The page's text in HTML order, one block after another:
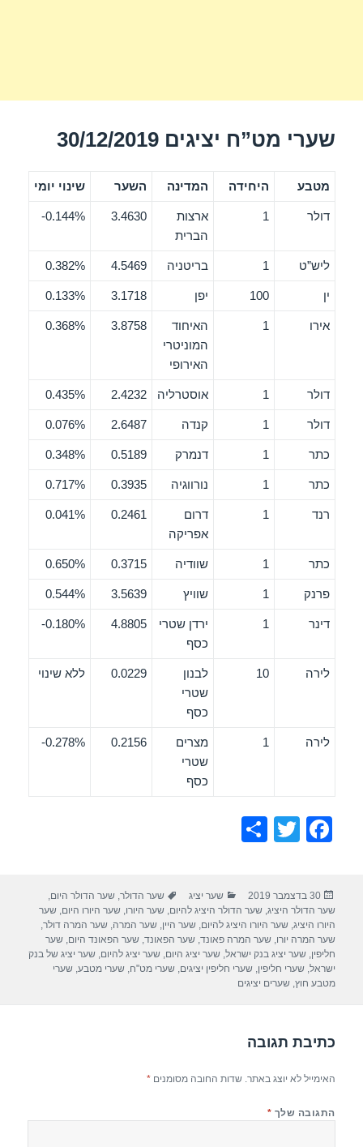
שערי מט”ח יציגים 30/12/2019
מטבע היחידה המדינה השער שינוי יומי
דולר 1
ארצות
הברית
3.4630
0.144%-
ליש”ט 1 בריטניה 4.5469
0.382%
ין 100 יפן 3.1718
0.133%
אירו 1
האיחוד
המוניטרי
האירופי
3.8758
0.368%
דולר 1 אוסטרליה 2.4232
0.435%
דולר 1 קנדה 2.6487
0.076%
כתר 1 דנמרק 0.5189
0.348%
כתר 1 נורווגיה 0.3935
0.717%
רנד 1
דרום
אפריקה
0.2461
0.041%
כתר 1 שוודיה 0.3715
0.650%
פרנק 1 שוויץ 3.5639
0.544%
דינר 1
ירדן שטרי
כסף
4.8805
0.180%-
לירה 10
לבנון
שטרי
כסף
0.0229 ללא שינוי
לירה 1
מצרים
שטרי
כסף
0.2156
0.278%-
F
e
b
o
o
T
er
e
פורסם
בתאריך
30 בדצמבר 2019 קטגוריות
שער יציג תגיות
שער הדולר,שער הדולר היום,
שער הדולר היציג,שער הדולר היציג להיום,שער היורו,שער היורו היום,שער
היורו היציג,שער היורו היציג להיום,שער היין,שער המרה,שער המרה דולר,
שער המרה יורו,שער המרה פאונד,שער הפאונד,שער הפאונד היום,שער
חליפין,שער יציג בנק ישראל,שער יציג היום,שער יציג להיום,שער יציג של בנק
ישראל,שערי חליפין,שערי חליפין יציגים,שערי מט"ח,שערי מטבע,שערי
מטבע חוץ,שערים יציגים
כתיבת תגובה
האימייל לא יוצג באתר. שדות החובה מסומנים*
התגובה שלך *